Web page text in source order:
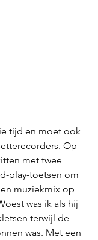
tijd en moet ook
Op
met twee
play-toetsen om
muziekmix op
was ik als hij
terwijl de
was. Met een